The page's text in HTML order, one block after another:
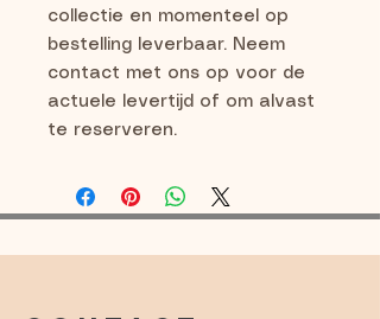
collectie en momenteel op
bestelling leverbaar. Neem
contact met ons op voor de
actuele levertijd of om alvast
te reserveren.